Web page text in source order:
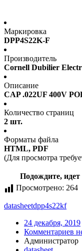
Маркировка
DPP4S22K-F
Производитель
Cornell Dubilier
Описание
CAP .022UF 400V
Количество страниц
2 шт.
Форматы файла
HTML, PDF
(Для просмотра
Подождите,
Просмотрено: 264
datasheetdpp4s22kf
24 декабря, 2019
Комментариев
Администратор